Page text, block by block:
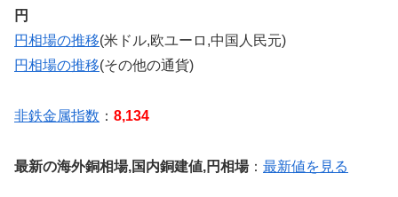
円
円相場の推移(米ドル,欧ユーロ,中国人民元)
円相場の推移(その他の通貨)
非鉄金属指数 ： 8,134
最新の海外銅相場,国内銅建値,円相場： 最新値を見る